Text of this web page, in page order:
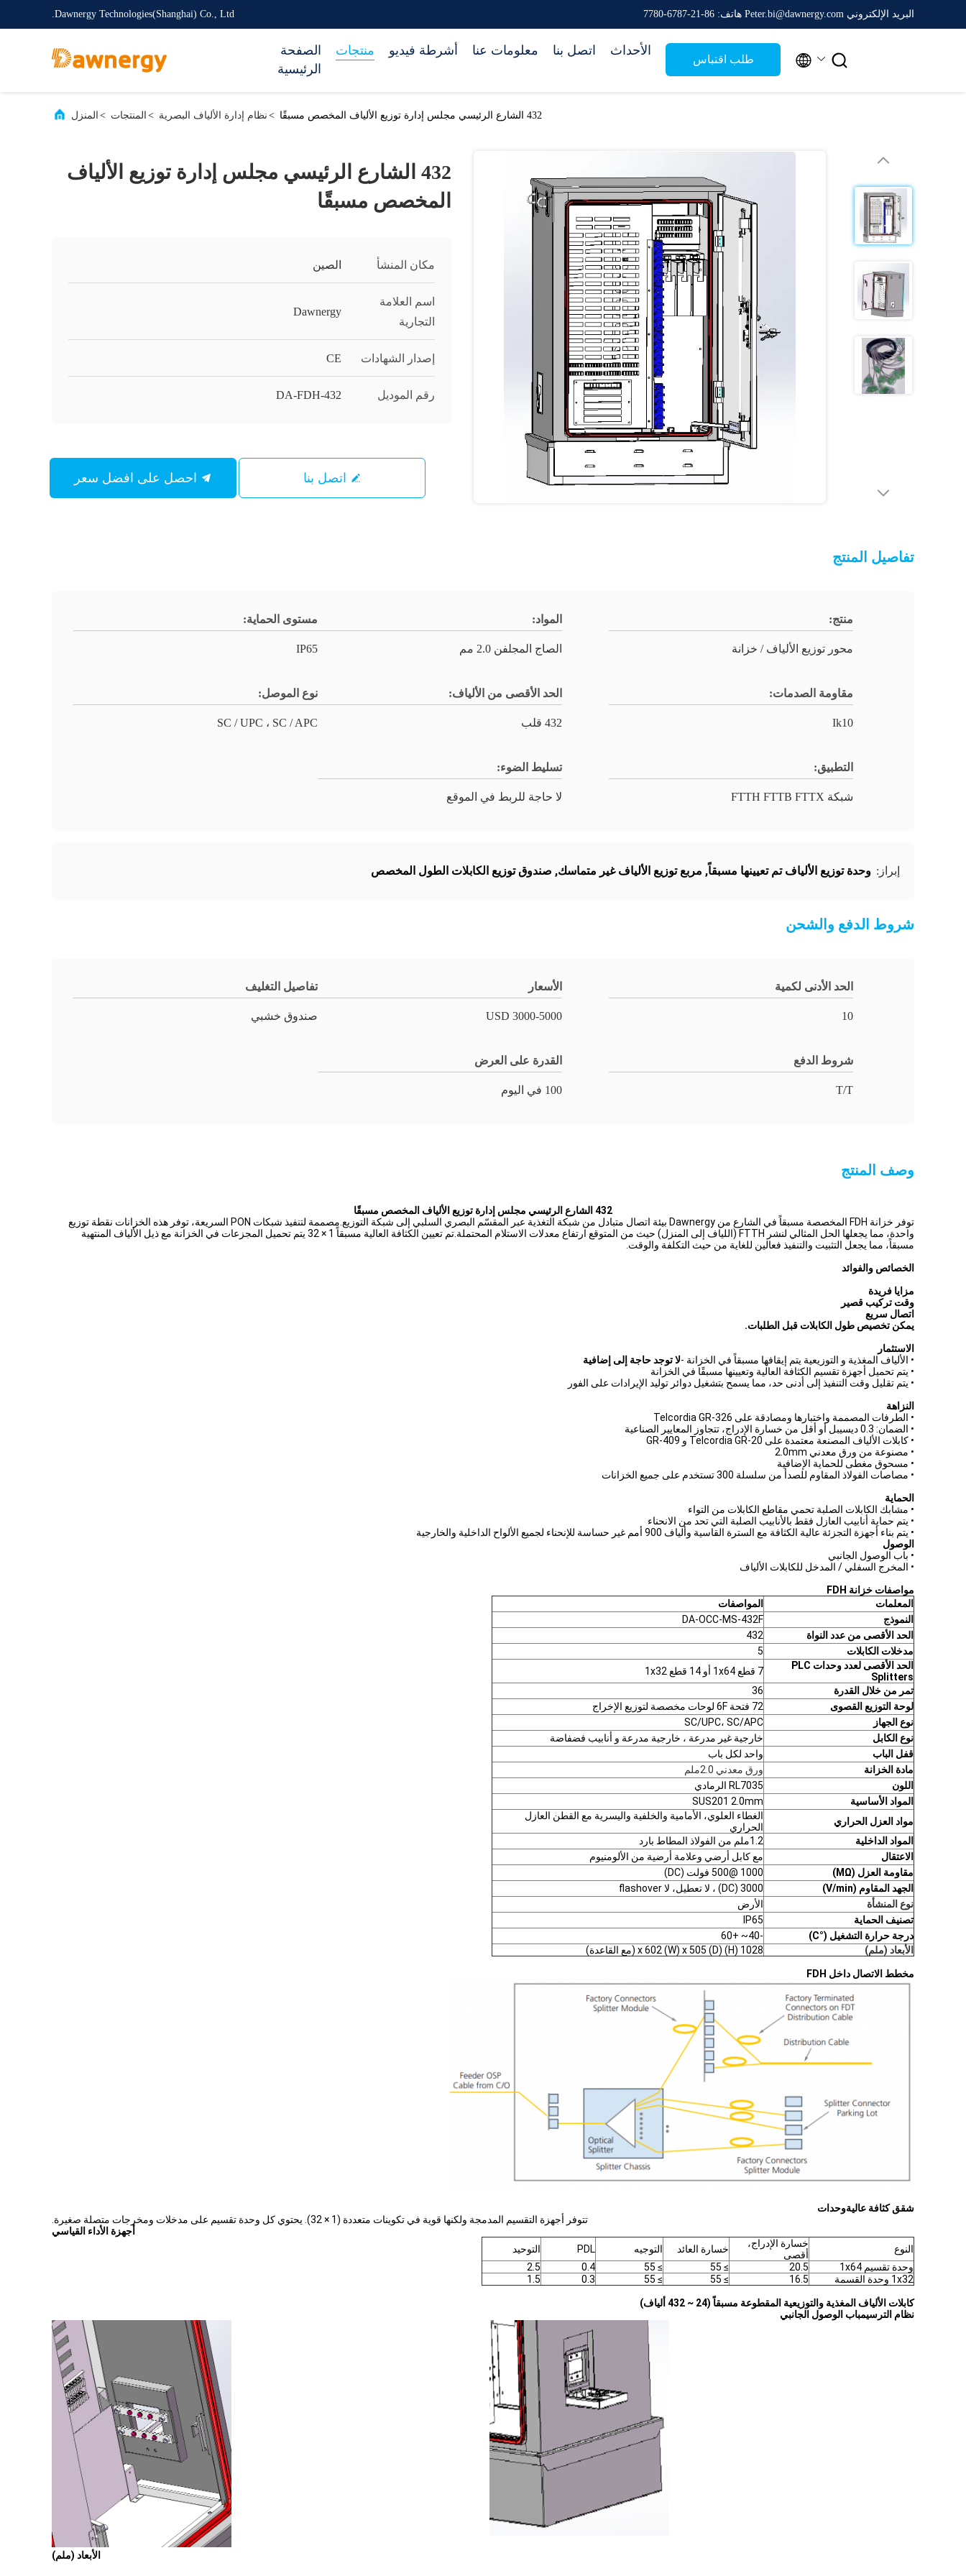
Dawnergy Technologies(Shanghai) Co., Ltd. البريد الإلكتروني Peter.bi@dawnergy.com هاتف: 86-21-6787-7780
الصفحة
الرئيسية
منتجات أشرطة فيديو معلومات عنا اتصل بنا الأحداث
طلب اقتباس  
المنزل > المنتجات > نظام إدارة الألياف البصرية > 432 الشارع الرئيسي مجلس إدارة توزيع الألياف المخصص مسبقًا
432 الشارع الرئيسي مجلس إدارة توزيع الألياف
المخصص مسبقًا
مكان المنشأ الصين
اسم العلامة
التجارية
Dawnergy
إصدار الشهادات CE
رقم الموديل DA-FDH-432
اتصل بنا
تفاصيل المنتج
منتج:
محور توزيع الألياف / خزانة
المواد:
الصاج المجلفن 2.0 مم
مستوى الحماية:
IP65
مقاومة الصدمات:
Ik10
الحد الأقصى من الألياف:
432 قلب
نوع الموصل:
SC / UPC ، SC / APC
التطبيق:
شبكة FTTH FTTB FTTX
تسليط الضوء:
لا حاجة للربط في الموقع
إبراز: وحدة توزيع الألياف تم تعيينها مسبقاً, مربع توزيع الألياف غير متماسك, صندوق توزيع الكابلات الطول المخصص
شروط الدفع والشحن
الحد الأدنى لكمية
10
الأسعار
3000-5000 USD
تفاصيل التغليف
صندوق خشبي
شروط الدفع
T/T
القدرة على العرض
100 في اليوم
وصف المنتج
432 الشارع الرئيسي مجلس إدارة توزيع الألياف المخصص مسبقًا
توفر خزانة FDH المخصصة مسبقاً في الشارع من Dawnergy بيئة اتصال متبادل من شبكة التغذية عبر المقسّم البصري السلبي إلى شبكة التوزيع.مصممة لتنفيذ شبكات PON السريعة، توفر هذه الخزانات نقطة توزيع
واحدة، مما يجعلها الحل المثالي لنشر FTTH (اللياف إلى المنزل) حيث من المتوقع ارتفاع معدلات الاستلام المحتملة.تم تعيين الكثافة العالية مسبقاً 1 × 32 يتم تحميل المجزعات في الخزانة مع ذيل الألياف المنتهية
مسبقاً، مما يجعل التثبيت والتنفيذ فعالين للغاية من حيث التكلفة والوقت.
الخصائص والفوائد
مزايا فريدة
وقت تركيب قصير
اتصال سريع
يمكن تخصيص طول الكابلات قبل الطلبات.
الاستثمار
• الألياف المغذية و التوزيعية يتم إيقافها مسبقاً في الخزانة -لا توجد حاجة إلى إضافية
• يتم تحميل أجهزة تقسيم الكثافة العالية وتعيينها مسبقًا في الخزانة
• يتم تقليل وقت التنفيذ إلى أدنى حد، مما يسمح بتشغيل دوائر توليد الإيرادات على الفور
النزاهة
• الطرفات المصممة واختبارها ومصادقة على Telcordia GR-326
• الضمان: 0.3 ديسيبل أو أقل من خسارة الإدراج، تتجاوز المعايير الصناعية
• كابلات الألياف المصنعة معتمدة على Telcordia GR-20 و GR-409
• مصنوعة من ورق معدني 2.0mm
• مسحوق مغطى للحماية الإضافية
• مصاصات الفولاذ المقاوم للصدأ من سلسلة 300 تستخدم على جميع الخزانات
الحماية
• مشابك الكابلات الصلبة تحمي مقاطع الكابلات من التواء
• يتم حماية أنابيب العازل فقط بالأنابيب الصلبة التي تحد من الانحناء
• يتم بناء أجهزة التجزئة عالية الكثافة مع السترة القاسية وألياف 900 أمم غير حساسة للإنحناء لجميع الألواح الداخلية والخارجية
الوصول
• باب الوصول الجانبي
• المخرج السفلي / المدخل للكابلات الألياف
مواصفات خزانة FDH
المعلمات
المواصفات
النموذج
DA-OCC-MS-432F
الحد الأقصى من عدد النواة
432
مدخلات الكابلات
5
الحد الأقصى لعدد وحدات PLC
Splitters
7 قطع 1x64 أو 14 قطع 1x32
تمر من خلال القدرة
36
لوحة التوزيع القصوى
72 فتحة 6F لوحات مخصصة لتوزيع الإخراج
نوع الجهاز
SC/UPC، SC/APC
نوع الكابل
خارجية غير مدرعة ، خارجية مدرعة و أنابيب فضفاضة
قفل الباب
واحد لكل باب
مادة الخزانة
ورق معدني 2.0ملم
اللون
RL7035 الرمادي
المواد الأساسية
SUS201 2.0mm
مواد العزل الحراري
الغطاء العلوي، الأمامية والخلفية واليسرية مع القطن العازل
الحراري
المواد الداخلية
1.2ملم من الفولاذ المطاط بارد
الاعتقال
مع كابل أرضي وعلامة أرضية من الألومنيوم
مقاومة العزل (MΩ)
1000 @500 فولت (DC)
الجهد المقاوم (V/min)
3000 (DC) ، لا تعطيل، لا flashover
نوع المنشأة
الأرض
تصنيف الحماية
IP65
درجة حرارة التشغيل (°C)
-40~ +60
الأبعاد (ملم)
1028 (H) x 602 (W) x 505 (D) (مع القاعدة)
مخطط الاتصال داخل FDH
شقق كثافة عاليةوحدات
تتوفر أجهزة التقسيم المدمجة ولكنها قوية في تكوينات متعددة (1 × 32). يحتوي كل وحدة تقسيم على مدخلات ومخرجات متصلة صغيرة.
أجهزة الأداء القياسي
النوع
خسارة الإدراج،
أقصى
خسارة العائد التوجيه PDL
التوحيد
وحدة تقسيم 1x64
20.5
≥ 55
≥ 55
0.4
2.5
1x32 وحدة القسمة
16.5
≥ 55
≥ 55
0.3
1.5
كابلات الألياف المغذية والتوزيعية المقطوعة مسبقاً (24 ~ 432 ألياف)
نظام الترسيمباب الوصول الجانبي
الأبعاد (ملم)